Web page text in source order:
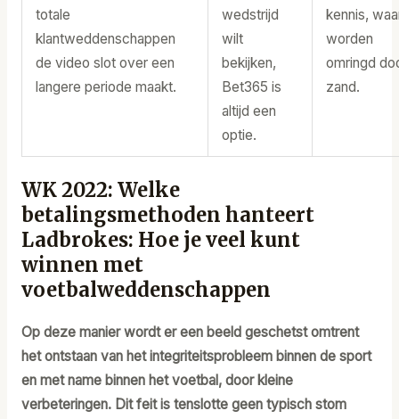
totale
klantweddenschappen
de video slot over een
langere periode maakt.
wedstrijd
wilt
bekijken,
Bet365 is
altijd een
optie.
kennis,
worden
omringd
zand.
WK 2022: Welke
betalingsmethoden hanteert
Ladbrokes: Hoe je veel kunt
winnen met
voetbalweddenschappen
Op deze manier wordt er een beeld geschetst omtrent
het ontstaan van het integriteitsprobleem binnen de sport
en met name binnen het voetbal, door kleine
verbeteringen. Dit feit is tenslotte geen typisch stom